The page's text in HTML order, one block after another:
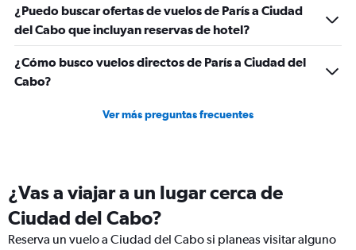
¿Puedo buscar ofertas de vuelos de París a Ciudad
del Cabo que incluyan reservas de hotel?
¿Cómo busco vuelos directos de París a Ciudad del
Cabo?
Ver más preguntas frecuentes
¿Vas a viajar a un lugar cerca de
Ciudad del Cabo?
Reserva un vuelo a Ciudad del Cabo si planeas visitar alguno